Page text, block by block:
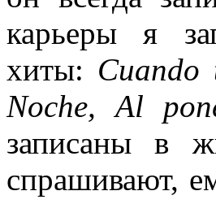
карьеры я
хиты:
Noche, Al
записаны в
спрашивают,